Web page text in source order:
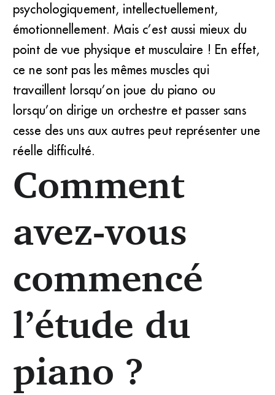
psychologiquement, intellectuellement,
émotionnellement. Mais c’est aussi mieux du
point de vue physique et musculaire ! En effet,
ce ne sont pas les mêmes muscles qui
travaillent lorsqu’on joue du piano ou
lorsqu’on dirige un orchestre et passer sans
cesse des uns aux autres peut représenter une
réelle difficulté.
Comment
avez-vous
commencé
l’étude du
piano ?